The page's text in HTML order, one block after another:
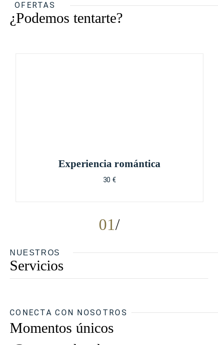
OFERTAS
¿Podemos tentarte?
01
Experiencia romántica
30 €
NUESTROS
Servicios
CONECTA CON NOSOTROS
Momentos únicos